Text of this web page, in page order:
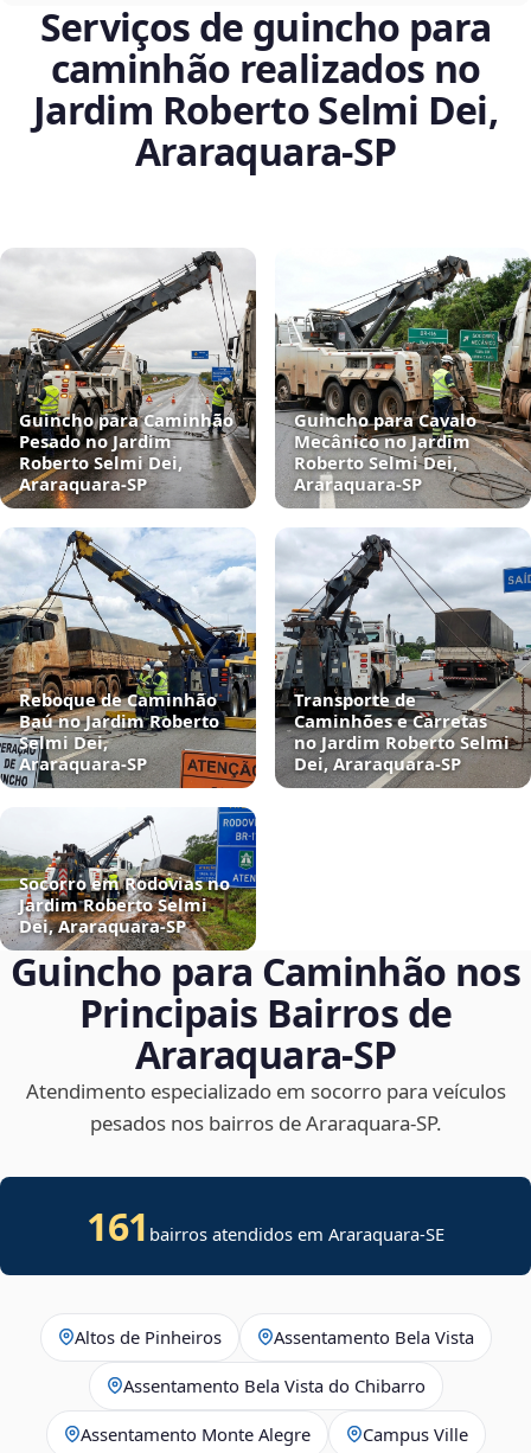
Serviços de guincho para
caminhão realizados no
Jardim Roberto Selmi Dei,
Araraquara‑SP
Guincho para Caminhão
Pesado no Jardim
Roberto Selmi Dei,
Araraquara‑SP
Guincho para Cavalo
Mecânico no Jardim
Roberto Selmi Dei,
Araraquara‑SP
Reboque de Caminhão
Baú no Jardim Roberto
Selmi Dei,
Araraquara‑SP
Transporte de
Caminhões e Carretas
no Jardim Roberto Selmi
Dei, Araraquara‑SP
Socorro em Rodovias no
Jardim Roberto Selmi
Dei, Araraquara‑SP
Guincho para Caminhão nos
Principais Bairros de
Araraquara‑SP
Atendimento especializado em socorro para veículos
pesados nos bairros de Araraquara‑SP.
161 bairros atendidos em Araraquara-SE
Altos de Pinheiros Assentamento Bela Vista
Assentamento Bela Vista do Chibarro
Assentamento Monte Alegre Campus Ville